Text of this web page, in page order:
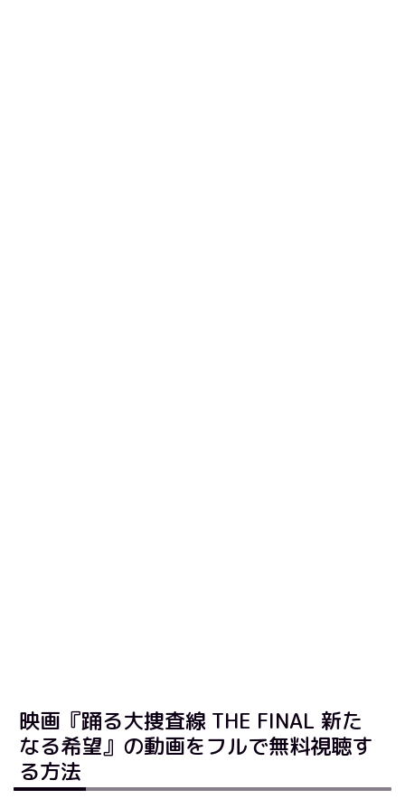
映画『踊る大捜査線 THE FINAL 新た
なる希望』の動画をフルで無料視聴す
る方法